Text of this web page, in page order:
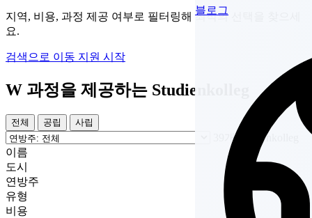
블로그
지역, 비용, 과정 제공 여부로 필터링해 최적의 선택을 찾으세
요.
검색으로 이동 지원 시작
W 과정을 제공하는 Studienkolleg
전체 공립 사립
39개 Studienkolleg
이름
도시
연방주
유형
비용